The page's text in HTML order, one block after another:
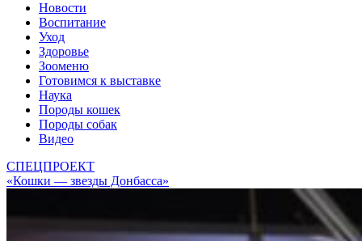
Новости
Воспитание
Уход
Здоровье
Зооменю
Готовимся к выставке
Наука
Породы кошек
Породы собак
Видео
СПЕЦПРОЕКТ
«Кошки — звезды Донбасса»